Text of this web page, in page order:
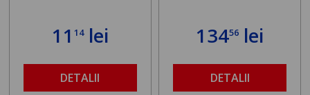
11 14lei
DETALII
13456 lei
DETALII